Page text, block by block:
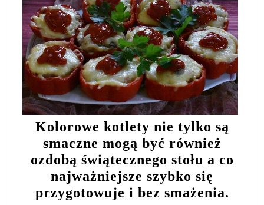
Kolorowe kotlety nie tylko są
smaczne mogą być również
ozdobą świątecznego stołu a co
najważniejsze szybko się
przygotowuje i bez smażenia.